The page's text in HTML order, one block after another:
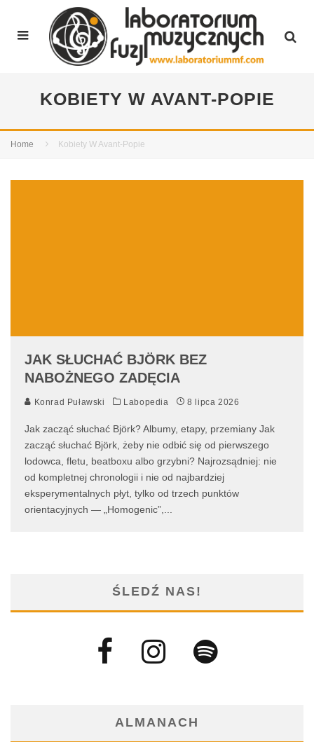
KOBIETY W AVANT-POPIE
Home Kobiety W Avant-Popie
JAK SŁUCHAĆ BJÖRK BEZ
NABOŻNEGO ZADĘCIA
Konrad Puławski Labopedia 8 lipca 2026
Jak zacząć słuchać Björk? Albumy, etapy, przemiany Jak
zacząć słuchać Björk, żeby nie odbić się od pierwszego
lodowca, fletu, beatboxu albo grzybni? Najrozsądniej: nie
od kompletnej chronologii i nie od najbardziej
eksperymentalnych płyt, tylko od trzech punktów
orientacyjnych — „Homogenic”,...
ŚLEDŹ NAS!
ALMANACH